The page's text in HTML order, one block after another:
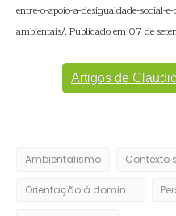
entre-o-apoio-a-desigualdade-social-
ambientais/. Publicado em 07 de
Artigos de
Ambientalismo Contexto
Orientação à dominância social